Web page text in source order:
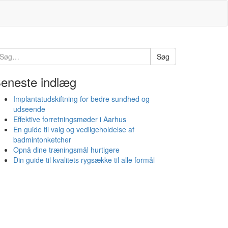
Søg
indlæg
Implantatudskiftning for bedre sundhed og
udseende
Effektive forretningsmøder i Aarhus
En guide til valg og vedligeholdelse af
badmintonketcher
Opnå dine træningsmål hurtigere
Din guide til kvalitets rygsække til alle formål